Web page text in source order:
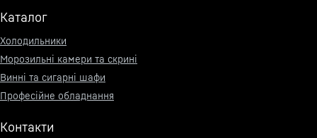
Каталог
Холодильники
Морозильні камери та скрині
Винні та сигарні шафи
Професійне обладнання
Контакти